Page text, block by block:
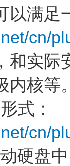
以满足
cn/
和实际
内核等
式：
cn/
硬盘